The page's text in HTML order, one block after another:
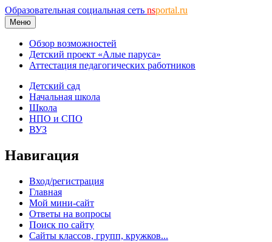
Образовательная социальная сеть nsportal.ru
Меню
Обзор возможностей
Детский проект «Алые паруса»
Аттестация педагогических работников
Детский сад
Начальная школа
Школа
НПО и СПО
ВУЗ
Навигация
Вход/регистрация
Главная
Мой мини-сайт
Ответы на вопросы
Поиск по сайту
Сайты классов, групп, кружков...